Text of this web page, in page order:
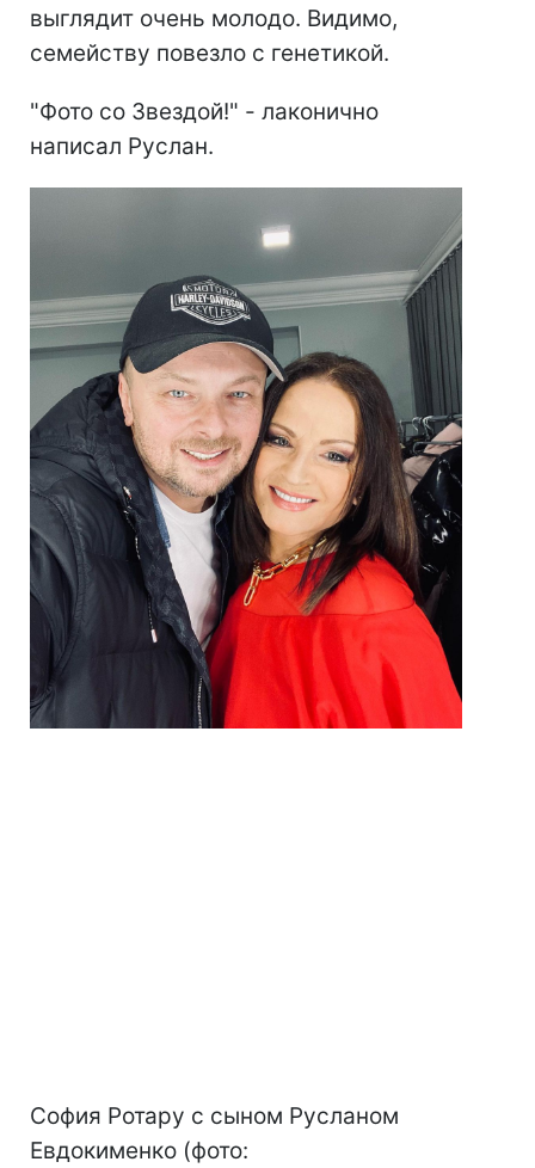
выглядит очень молодо. Видимо,
семейству повезло с генетикой.
"Фото со Звездой!" - лаконично
написал Руслан.
София Ротару с сыном Русланом
Евдокименко (фото: